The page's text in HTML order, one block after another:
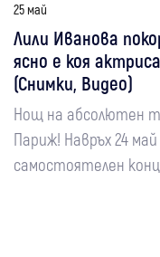
25 май
Лили Иванова
ясно е коя
(Снимки, Видео)
Нощ на абсолютен
Париж! Навръх 24
самостоятелен